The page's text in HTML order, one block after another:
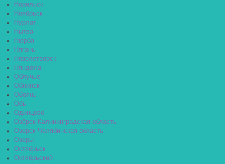
Норильск
Ноябрьск
Нурлат
Нытва
Нюрба
Нягань
Нязелетворск
Няндома
Облучье
Обнинск
Обоянь
Обь
Одинцово
Озёрск Калининградская область
Озерск Челябинская область
Озеры
Октябрьск
Октябрьский